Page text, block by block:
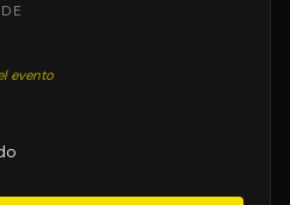
evento